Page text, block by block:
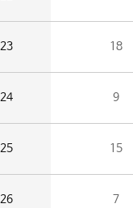
23 18
24 9
25 15
26 7